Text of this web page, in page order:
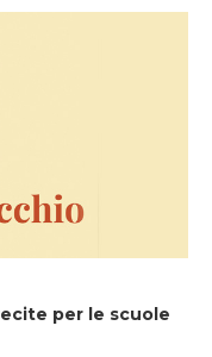
per le scuole